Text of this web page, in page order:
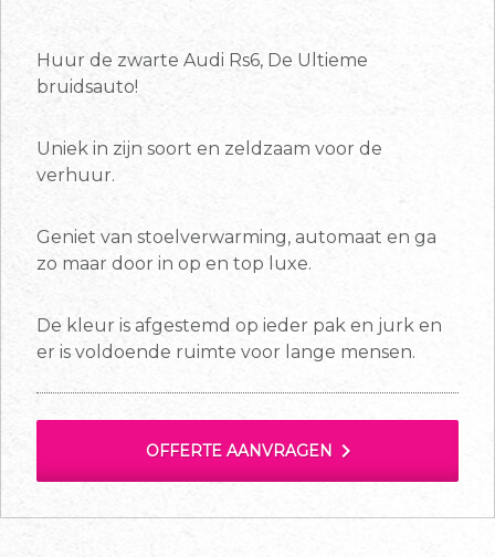
Huur de zwarte Audi Rs6, De Ultieme
bruidsauto!
Uniek in zijn soort en zeldzaam voor de
verhuur.
Geniet van stoelverwarming, automaat en ga
zo maar door in op en top luxe.
De kleur is afgestemd op ieder pak en jurk en
er is voldoende ruimte voor lange mensen.
OFFERTE AANVRAGENchevron_right